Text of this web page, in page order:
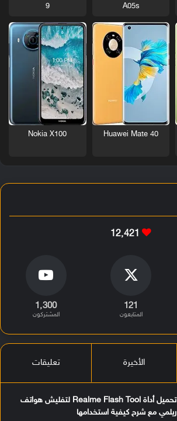
A05s
9
Huawei Mate 40
Nokia X100
12٬421
121
المتابعون
1٬300
المشتركون
الأخيرة تعليقات
تحميل أداة Realme Flash Tool لتفليش هواتف
ريلمي مع شرح كيفية استخدامها